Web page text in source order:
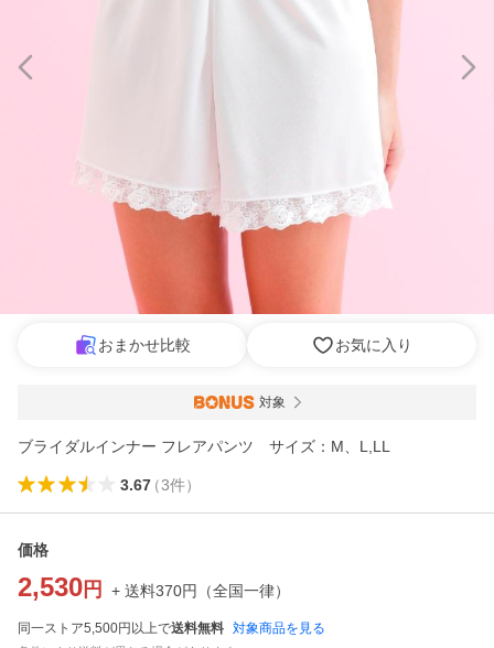
おまかせ比較 お気に入り
対象
ブライダルインナー フレアパンツ サイズ：M、L,LL
3.67（3件）
価格
2,530 円 + 送料370円 （全国一律）
同一ストア5,500円以上で送料無料 対象商品を見る